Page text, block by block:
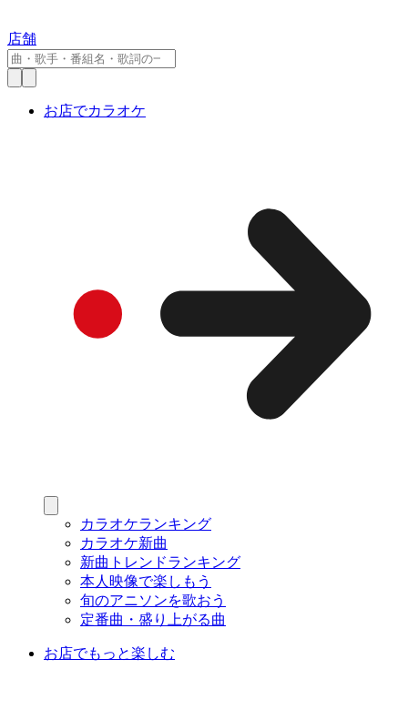
店舗
お店でカラオケ
カラオケランキング
カラオケ新曲
新曲トレンドランキング
本人映像で楽しもう
旬のアニソンを歌おう
定番曲・盛り上がる曲
お店でもっと楽しむ